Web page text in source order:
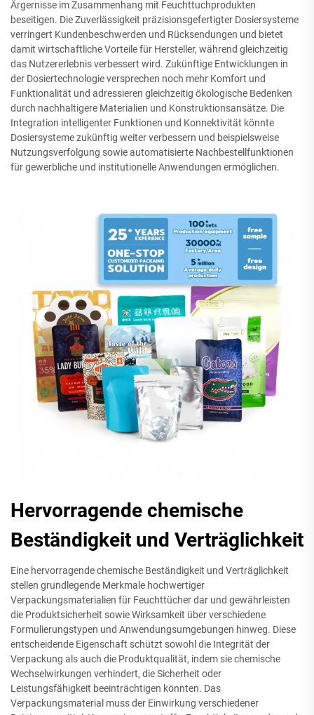
Ärgernisse im Zusammenhang mit Feuchttuchprodukten
beseitigen. Die Zuverlässigkeit präzisionsgefertigter Dosiersysteme
verringert Kundenbeschwerden und Rücksendungen und bietet
damit wirtschaftliche Vorteile für Hersteller, während gleichzeitig
das Nutzererlebnis verbessert wird. Zukünftige Entwicklungen in
der Dosiertechnologie versprechen noch mehr Komfort und
Funktionalität und adressieren gleichzeitig ökologische Bedenken
durch nachhaltigere Materialien und Konstruktionsansätze. Die
Integration intelligenter Funktionen und Konnektivität könnte
Dosiersysteme zukünftig weiter verbessern und beispielsweise
Nutzungsverfolgung sowie automatisierte Nachbestellfunktionen
für gewerbliche und institutionelle Anwendungen ermöglichen.
Hervorragende chemische
Beständigkeit und Verträglichkeit
Eine hervorragende chemische Beständigkeit und Verträglichkeit
stellen grundlegende Merkmale hochwertiger
Verpackungsmaterialien für Feuchttücher dar und gewährleisten
die Produktsicherheit sowie Wirksamkeit über verschiedene
Formulierungstypen und Anwendungsumgebungen hinweg. Diese
entscheidende Eigenschaft schützt sowohl die Integrität der
Verpackung als auch die Produktqualität, indem sie chemische
Wechselwirkungen verhindert, die Sicherheit oder
Leistungsfähigkeit beeinträchtigen könnten. Das
Verpackungsmaterial muss der Einwirkung verschiedener